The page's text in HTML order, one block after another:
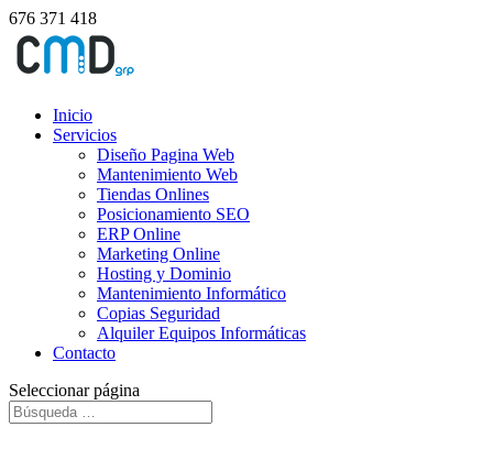
676 371 418
Inicio
Servicios
Diseño Pagina Web
Mantenimiento Web
Tiendas Onlines
Posicionamiento SEO
ERP Online
Marketing Online
Hosting y Dominio
Mantenimiento Informático
Copias Seguridad
Alquiler Equipos Informáticas
Contacto
Seleccionar página